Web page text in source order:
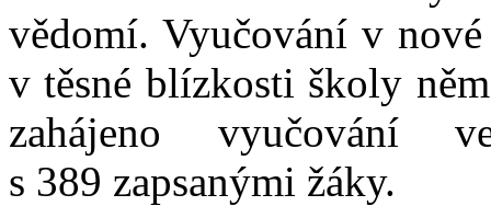
vědomí. Vyučování v
v těsné blízkosti školy
zahájeno vyučování
s 389 zapsanými žáky.